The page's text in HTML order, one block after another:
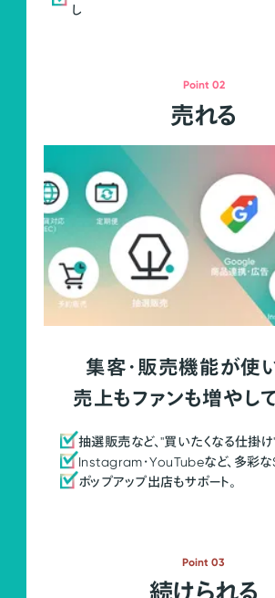
し
Point 02
売れる
集客・販売機能が使
売上もファンも増やし
抽選販売など、"買いたくなる仕掛け
Instagram・YouTubeなど、多彩な
ポップアップ出店もサポート。
Point 03